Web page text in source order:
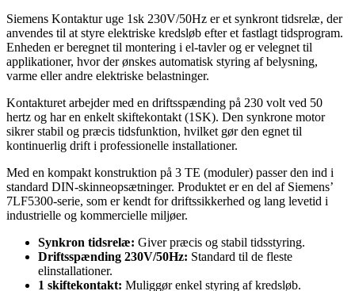
Siemens Kontaktur uge 1sk 230V/50Hz er et synkront tidsrelæ, der
anvendes til at styre elektriske kredsløb efter et fastlagt tidsprogram.
Enheden er beregnet til montering i el-tavler og er velegnet til
applikationer, hvor der ønskes automatisk styring af belysning,
varme eller andre elektriske belastninger.
Kontakturet arbejder med en driftsspænding på 230 volt ved 50
hertz og har en enkelt skiftekontakt (1SK). Den synkrone motor
sikrer stabil og præcis tidsfunktion, hvilket gør den egnet til
kontinuerlig drift i professionelle installationer.
Med en kompakt konstruktion på 3 TE (moduler) passer den ind i
standard DIN-skinneopsætninger. Produktet er en del af Siemens’
7LF5300-serie, som er kendt for driftssikkerhed og lang levetid i
industrielle og kommercielle miljøer.
Synkron tidsrelæ: Giver præcis og stabil tidsstyring.
Driftsspænding 230V/50Hz: Standard til de fleste
elinstallationer.
1 skiftekontakt: Muliggør enkel styring af kredsløb.